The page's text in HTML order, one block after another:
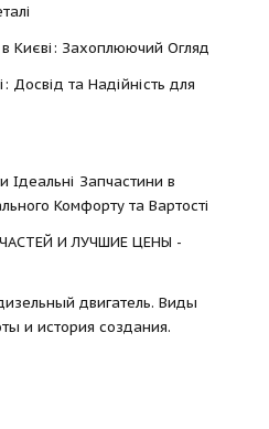
Києві: Захоплюючий Огляд
Досвід та Надійність для
Ідеальні Запчастини в
Комфорту та Вартості
И ЛУЧШИЕ ЦЕНЫ -
двигатель. Виды
и история создания.